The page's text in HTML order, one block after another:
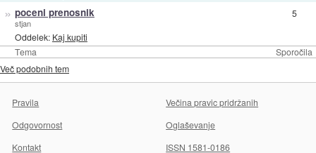
Tema Sporočila
» poceni prenosnik
stjan
Oddelek: Kaj kupiti
5
Več podobnih tem
Pravila
Večina pravic pridržanih
Odgovornost
Oglaševanje
Kontakt
ISSN 1581-0186